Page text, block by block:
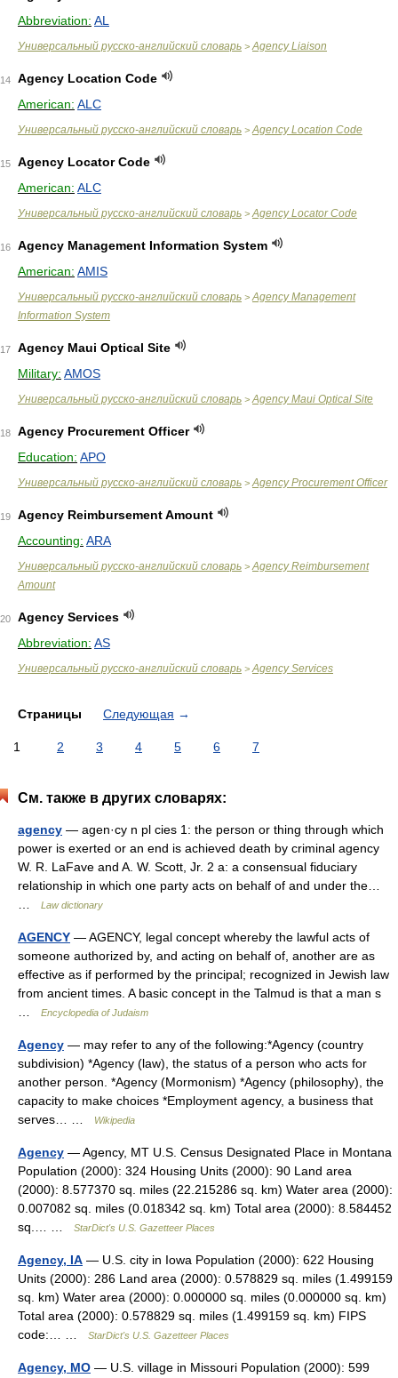
Abbreviation: AL
Универсальный русско-английский словарь > Agency Liaison
14
Agency Location Code
American: ALC
Универсальный русско-английский словарь > Agency Location Code
15
Agency Locator Code
American: ALC
Универсальный русско-английский словарь > Agency Locator Code
16
Agency Management Information System
American: AMIS
Универсальный русско-английский словарь > Agency Management
Information System
17
Agency Maui Optical Site
Military: AMOS
Универсальный русско-английский словарь > Agency Maui Optical Site
18
Agency Procurement Officer
Education: APO
Универсальный русско-английский словарь > Agency Procurement Officer
19
Agency Reimbursement Amount
Accounting: ARA
Универсальный русско-английский словарь > Agency Reimbursement
Amount
20
Agency Services
Abbreviation: AS
Универсальный русско-английский словарь > Agency Services
Страницы Следующая →
1 2 3 4 5 6 7
См. также в других словарях:
agency — agen·cy n pl cies 1: the person or thing through which
power is exerted or an end is achieved death by criminal agency
W. R. LaFave and A. W. Scott, Jr. 2 a: a consensual fiduciary
relationship in which one party acts on behalf of and under the…
Law dictionary
AGENCY — AGENCY, legal concept whereby the lawful acts of
someone authorized by, and acting on behalf of, another are as
effective as if performed by the principal; recognized in Jewish law
from ancient times. A basic concept in the Talmud is that a man s
Encyclopedia of Judaism
Agency — may refer to any of the following:*Agency (country
subdivision) *Agency (law), the status of a person who acts for
another person. *Agency (Mormonism) *Agency (philosophy), the
capacity to make choices *Employment agency, a business that
serves… …
Wikipedia
Agency — Agency, MT U.S. Census Designated Place in Montana
Population (2000): 324 Housing Units (2000): 90 Land area
(2000): 8.577370 sq. miles (22.215286 sq. km) Water area (2000):
0.007082 sq. miles (0.018342 sq. km) Total area (2000): 8.584452
sq.… …
StarDict's U.S. Gazetteer Places
Agency, IA — U.S. city in Iowa Population (2000): 622 Housing
Units (2000): 286 Land area (2000): 0.578829 sq. miles (1.499159
sq. km) Water area (2000): 0.000000 sq. miles (0.000000 sq. km)
Total area (2000): 0.578829 sq. miles (1.499159 sq. km) FIPS
code:… …
StarDict's U.S. Gazetteer Places
Agency, MO — U.S. village in Missouri Population (2000): 599